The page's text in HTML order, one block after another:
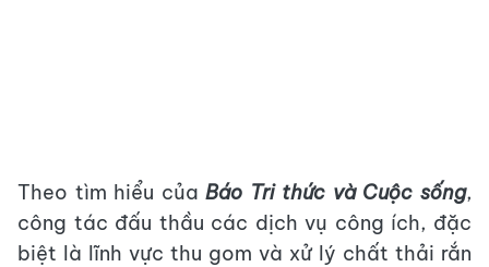
Theo tìm hiểu củaBáo Tri thức và Cuộc sống,
công tác đấu thầu các dịch vụ công ích, đặc
biệt là lĩnh vực thu gom và xử lý chất thải rắn